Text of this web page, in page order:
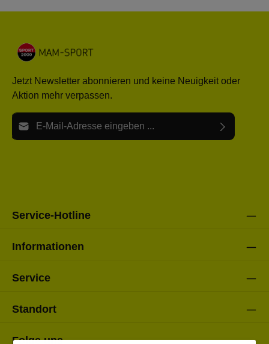
Jetzt Newsletter abonnieren und keine Neuigkeit oder
Aktion mehr verpassen.
E-Mail-Adresse*
Service-Hotline
Informationen
Service
Standort
Folge uns